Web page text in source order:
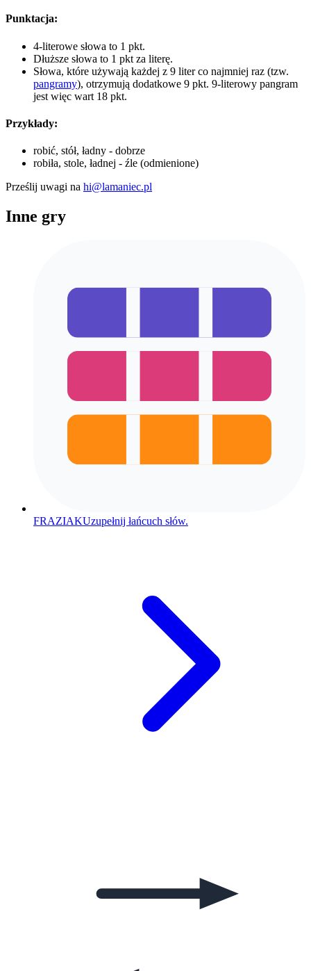
Punktacja:
4-literowe słowa to 1 pkt.
Dłuższe słowa to 1 pkt za literę.
Słowa, które używają każdej z 9 liter co najmniej raz (tzw.
pangramy), otrzymują dodatkowe 9 pkt. 9-literowy pangram
jest więc wart 18 pkt.
Przykłady:
robić, stół, ładny - dobrze
robiła, stole, ładnej - źle (odmienione)
Prześlij uwagi na hi@lamaniec.pl
Inne gry
FRAZIAKUzupełnij łańcuch słów.